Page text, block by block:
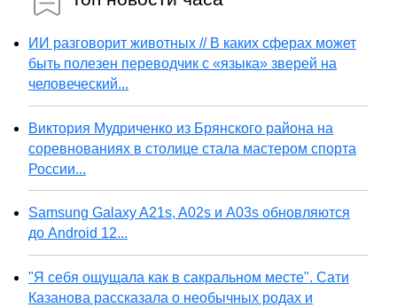
ИИ разговорит животных // В каких сферах может
быть полезен переводчик с «языка» зверей на
человеческий...
Виктория Мудриченко из Брянского района на
соревнованиях в столице стала мастером спорта
России...
Samsung Galaxy A21s, A02s и A03s обновляются
до Android 12...
"Я себя ощущала как в сакральном месте". Сати
Казанова рассказала о необычных родах и